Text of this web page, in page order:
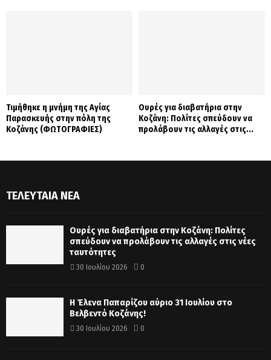
Τιμήθηκε η μνήμη της Αγίας
Παρασκευής στην πόλη της
Κοζάνης (ΦΩΤΟΓΡΑΦΙΕΣ)
Ουρές για διαβατήρια στην
Κοζάνη: Πολίτες σπεύδουν να
προλάβουν τις αλλαγές στις...
ΤΕΛΕΥΤΑΊΑ ΝΈΑ
Ουρές για διαβατήρια στην Κοζάνη: Πολίτες
σπεύδουν να προλάβουν τις αλλαγές στις νέες
ταυτότητες
30 Ιουλίου 2026 0
Η Έλενα Παπαρίζου αύριο 31 Ιουλίου στο
Βελβεντό Κοζάνης!
30 Ιουλίου 2026 0